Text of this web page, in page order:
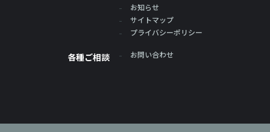
お知らせ
サイトマップ
プライバシーポリシー
各種ご相談 お問い合わせ